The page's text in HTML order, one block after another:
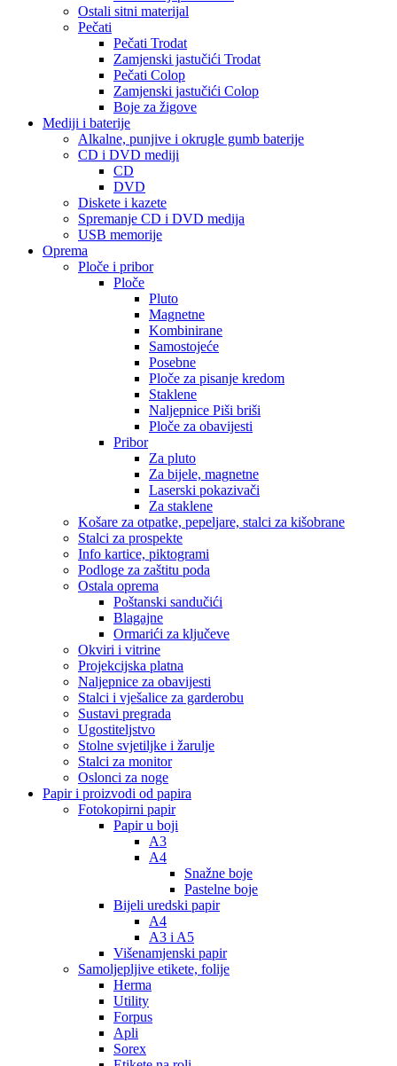
Ostali sitni materijal
Pečati
Pečati Trodat
Zamjenski jastučići Trodat
Pečati Colop
Zamjenski jastučići Colop
Boje za žigove
Mediji i baterije
Alkalne, punjive i okrugle gumb baterije
CD i DVD mediji
CD
DVD
Diskete i kazete
Spremanje CD i DVD medija
USB memorije
Oprema
Ploče i pribor
Ploče
Pluto
Magnetne
Kombinirane
Samostojeće
Posebne
Ploče za pisanje kredom
Staklene
Naljepnice Piši briši
Ploče za obavijesti
Pribor
Za pluto
Za bijele, magnetne
Laserski pokazivači
Za staklene
Košare za otpatke, pepeljare, stalci za kišobrane
Stalci za prospekte
Info kartice, piktogrami
Podloge za zaštitu poda
Ostala oprema
Poštanski sandučići
Blagajne
Ormarići za ključeve
Okviri i vitrine
Projekcijska platna
Naljepnice za obavijesti
Stalci i vješalice za garderobu
Sustavi pregrada
Ugostiteljstvo
Stolne svjetiljke i žarulje
Stalci za monitor
Oslonci za noge
Papir i proizvodi od papira
Fotokopirni papir
Papir u boji
A3
A4
Snažne boje
Pastelne boje
Bijeli uredski papir
A4
A3 i A5
Višenamjenski papir
Samoljepljive etikete, folije
Herma
Utility
Forpus
Apli
Sorex